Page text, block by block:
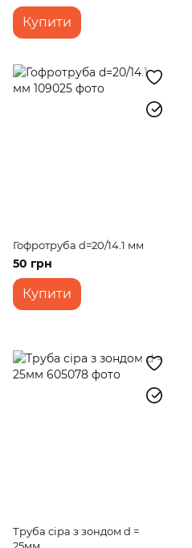
Купити
Гофротруба d=20/14.1 мм
50 грн
Купити
Труба сіра з зондом d =